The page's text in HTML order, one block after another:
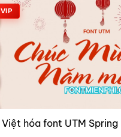
VIP
Việt hóa font UTM